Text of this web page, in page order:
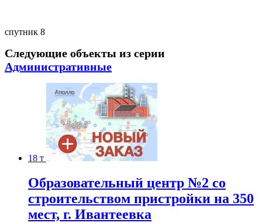
спутник 8
Следующие объекты из серии
Административные
18 т
Образовательный центр №2 со
строительством пристройки на 350
мест, г. Ивантеевка